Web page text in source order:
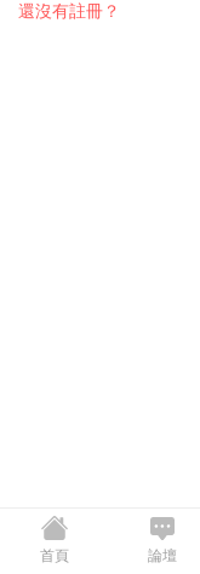
還沒有註冊？
首頁 論壇